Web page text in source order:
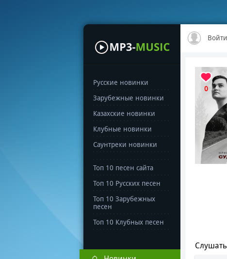
Русские новинки
Зарубежные новинки
Казахские новинки
Клубные новинки
Саунтреки новинки
Топ 10 песен сайта
Топ 10 Русских песен
Топ 10 Зарубежных
песен
Топ 10 Клубных песен
Войти
0